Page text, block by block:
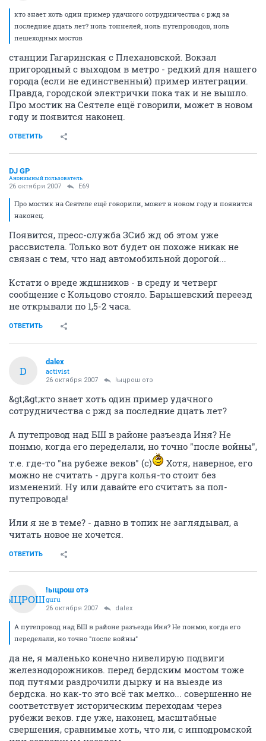
кто знает хоть один пример удачного сотрудничества с ржд за
последние дцать лет? ноль тоннелей, ноль путепроводов, ноль
пешеходных мостов
станции Гагаринская с Плехановской. Вокзал
пригородный с выходом в метро - редкий для нашего
города (если не единственный) пример интеграции.
Правда, городской электрички пока так и не вышло.
Про мостик на Сеятеле ещё говорили, может в новом
году и появится наконец.
ОТВЕТИТЬ
DJ GP
Анонимный пользователь
26 октября 2007 E69
Про мостик на Сеятеле ещё говорили, может в новом году и появится
наконец.
Появится, пресс-служба ЗСиб жд об этом уже
рассвистела. Только вот будет он похоже никак не
связан с тем, что над автомобильной дорогой...
Кстати о вреде ждшников - в среду и четверг
сообщение с Кольцово стояло. Барышевский переезд
не открывали по 1,5-2 часа.
ОТВЕТИТЬ
D
dalex
activist
26 октября 2007 !ыцрош отэ
&gt;&gt;кто знает хоть один пример удачного
сотрудничества с ржд за последние дцать лет?
А путепровод над БШ в районе разъезда Иня? Не
понмю, когда его переделали, но точно "после войны",
т.е. где-то "на рубеже веков" (с)
Хотя, наверное, его
можно не считать - друга колья-то стоит без
изменений. Ну или давайте его считать за пол-
путепровода!
Или я не в теме? - давно в топик не заглядывал, а
читать новое не хочется.
ОТВЕТИТЬ
!ЫЦРОШ
!ыцрош отэ
guru
26 октября 2007 dalex
А путепровод над БШ в районе разъезда Иня? Не понмю, когда его
переделали, но точно "после войны"
да не, я маленько конечно нивелирую подвиги
железнодорожников. перед бердским мостом тоже
под путями раздрочили дырку и на выезде из
бердска. но как-то это всё так мелко... совершенно не
соответствует историческим переходам через
рубежи веков. где уже, наконец, масштабные
свершения, сравнимые хоть, что ли, с ипподромской